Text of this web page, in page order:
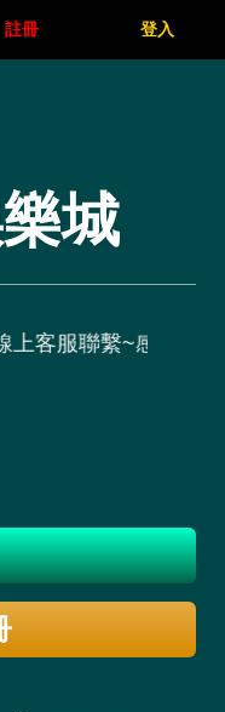
註冊 登入
城
聯繫~感謝您的